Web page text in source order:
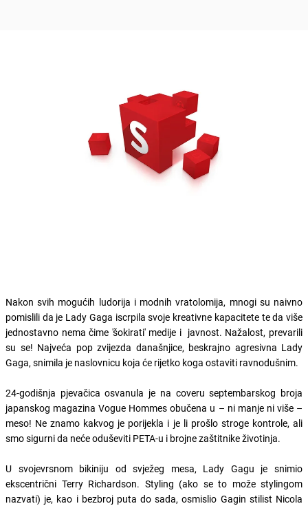
Nakon svih mogućih ludorija i modnih vratolomija, mnogi su naivno
pomislili da je Lady Gaga iscrpila svoje kreativne kapacitete te da više
jednostavno nema čime 'šokirati' medije i javnost. Nažalost, prevarili
su se! Najveća pop zvijezda današnjice, beskrajno agresivna Lady
Gaga, snimila je naslovnicu koja će rijetko koga ostaviti ravnodušnim.
24-godišnja pjevačica osvanula je na coveru septembarskog broja
japanskog magazina Vogue Hommes obučena u – ni manje ni više –
meso! Ne znamo kakvog je porijekla i je li prošlo stroge kontrole, ali
smo sigurni da neće oduševiti PETA-u i brojne zaštitnike životinja.
U svojevrsnom bikiniju od svježeg mesa, Lady Gagu je snimio
ekscentrični Terry Richardson. Styling (ako se to može stylingom
nazvati) je, kao i bezbroj puta do sada, osmislio Gagin stilist Nicola